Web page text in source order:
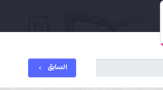
السابق chevron_left